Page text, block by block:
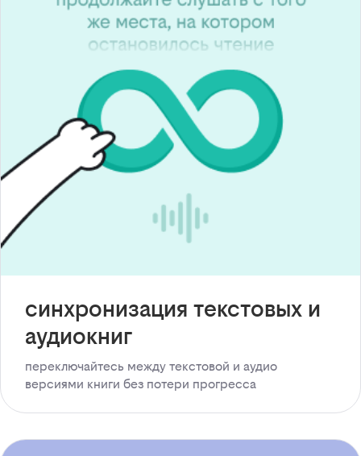
синхронизация текстовых и
аудиокниг
переключайтесь между текстовой и аудио
версиями книги без потери прогресса